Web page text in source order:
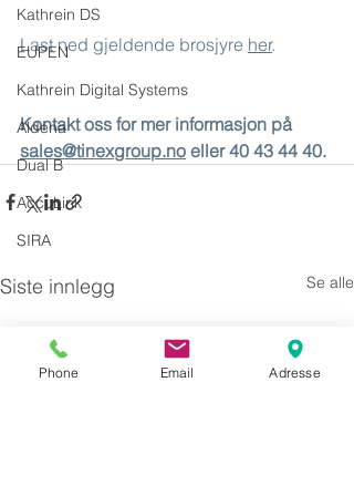
Kathrein DS
EUPEN
Kathrein Digital Systems
Aldena
Dual B
AccuLink
SIRA
Last ned gjeldende brosjyre her.
Kontakt oss for mer informasjon på
sales@tinexgroup.no eller 40 43 44 40.
Siste innlegg Se alle
Phone Email Adresse